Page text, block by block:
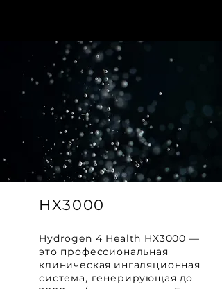
HX3000
Hydrogen 4 Health HX3000 —
это профессиональная
клиническая ингаляционная
система, генерирующая до